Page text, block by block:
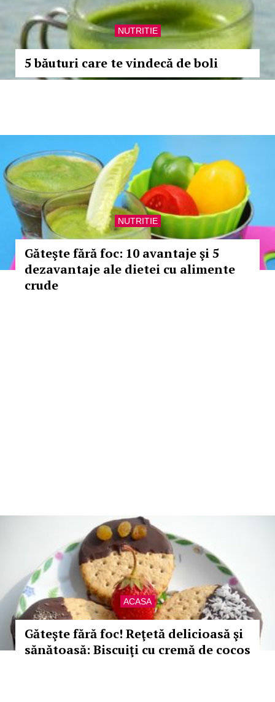
NUTRITIE
5 băuturi care te vindecă de boli
NUTRITIE
Găteşte fără foc: 10 avantaje şi 5
dezavantaje ale dietei cu alimente
crude
ACASA
Găteşte fără foc! Reţetă delicioasă şi
sănătoasă: Biscuiţi cu cremă de cocos